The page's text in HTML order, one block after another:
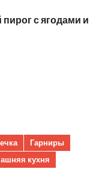
с ягодами и
Гарниры
кухня